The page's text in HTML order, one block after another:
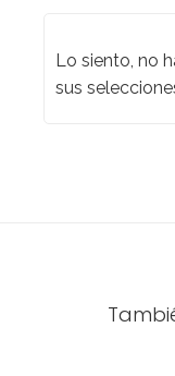
Lo siento, no
sus